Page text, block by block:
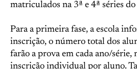
matriculados na 3ª e 4ª séries
Para a primeira fase, a escola
inscrição, o número total dos
farão a prova em cada ano/série,
inscrição individual por aluno.